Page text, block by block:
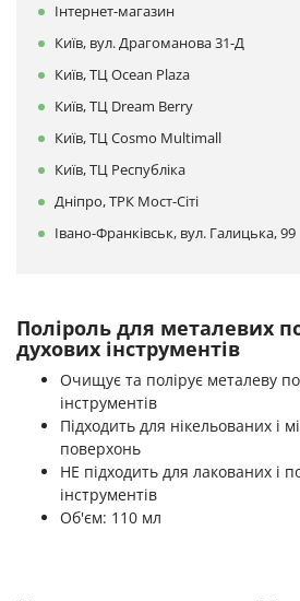
Інтернет-магазин
Київ, вул. Драгоманова 31-Д
Київ, ТЦ Ocean Plaza
Київ, ТЦ Dream Berry
Київ, ТЦ Cosmo Multimall
Київ, ТЦ Республіка
Дніпро, ТРК Мост-Сіті
Івано-Франківськ, вул. Галицька, 99
Поліроль для металевих
духових інструментів
Очищує та полірує металеву
інструментів
Підходить для нікельованих і
поверхонь
НЕ підходить для лакованих і
інструментів
Об'єм: 110 мл